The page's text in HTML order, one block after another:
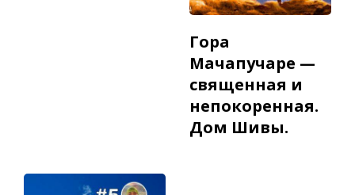
Гора
Мачапучаре —
священная и
непокоренная.
Дом Шивы.